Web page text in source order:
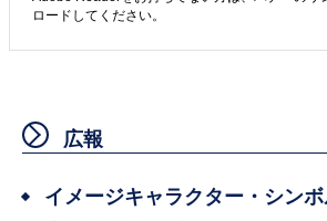
ロードしてください。
広報
イメージキャラクター・シン